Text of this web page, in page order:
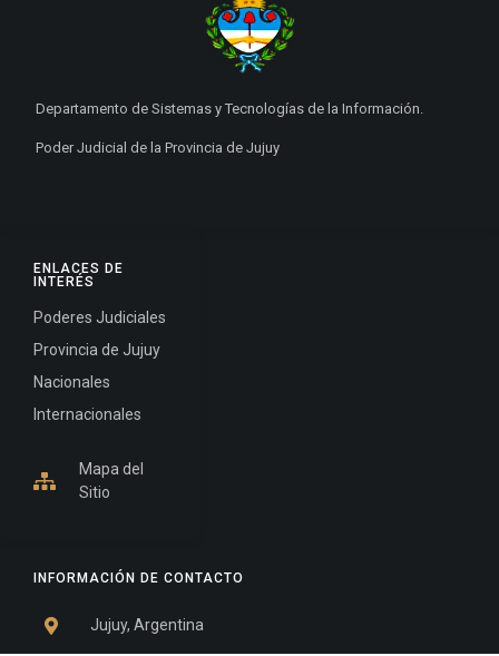
INFORMACIÓN DE CONTACTO
Jujuy, Argentina
ENLACES DE
INTERÉS
Poderes Judiciales
Provincia de Jujuy
Nacionales
Internacionales
Mapa del
Sitio
Departamento de Sistemas y Tecnologías de la Información.
Poder Judicial de la Provincia de Jujuy